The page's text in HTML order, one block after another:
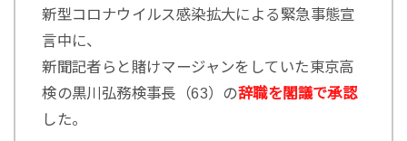
新型コロナウイルス感染拡大による緊急事態宣
言中に、
新聞記者らと賭けマージャンをしていた東京高
検の黒川弘務検事長（63）の辞職を閣議で承認
した。